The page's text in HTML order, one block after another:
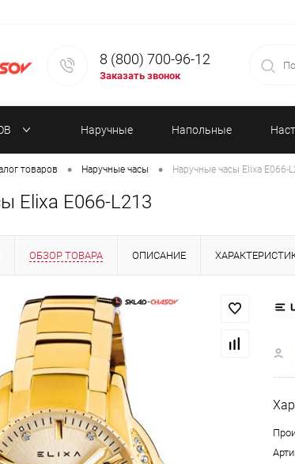
8 (800) 700-96-12
Заказать звонок
Наручные
часы
Напольные
часы
товаров • Наручные часы • Наручные часы Elixa E066-
Elixa E066-L213
ОБЗОР ТОВАРА ОПИСАНИЕ
СТАТЬИ